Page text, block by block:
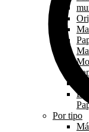
Por tipo